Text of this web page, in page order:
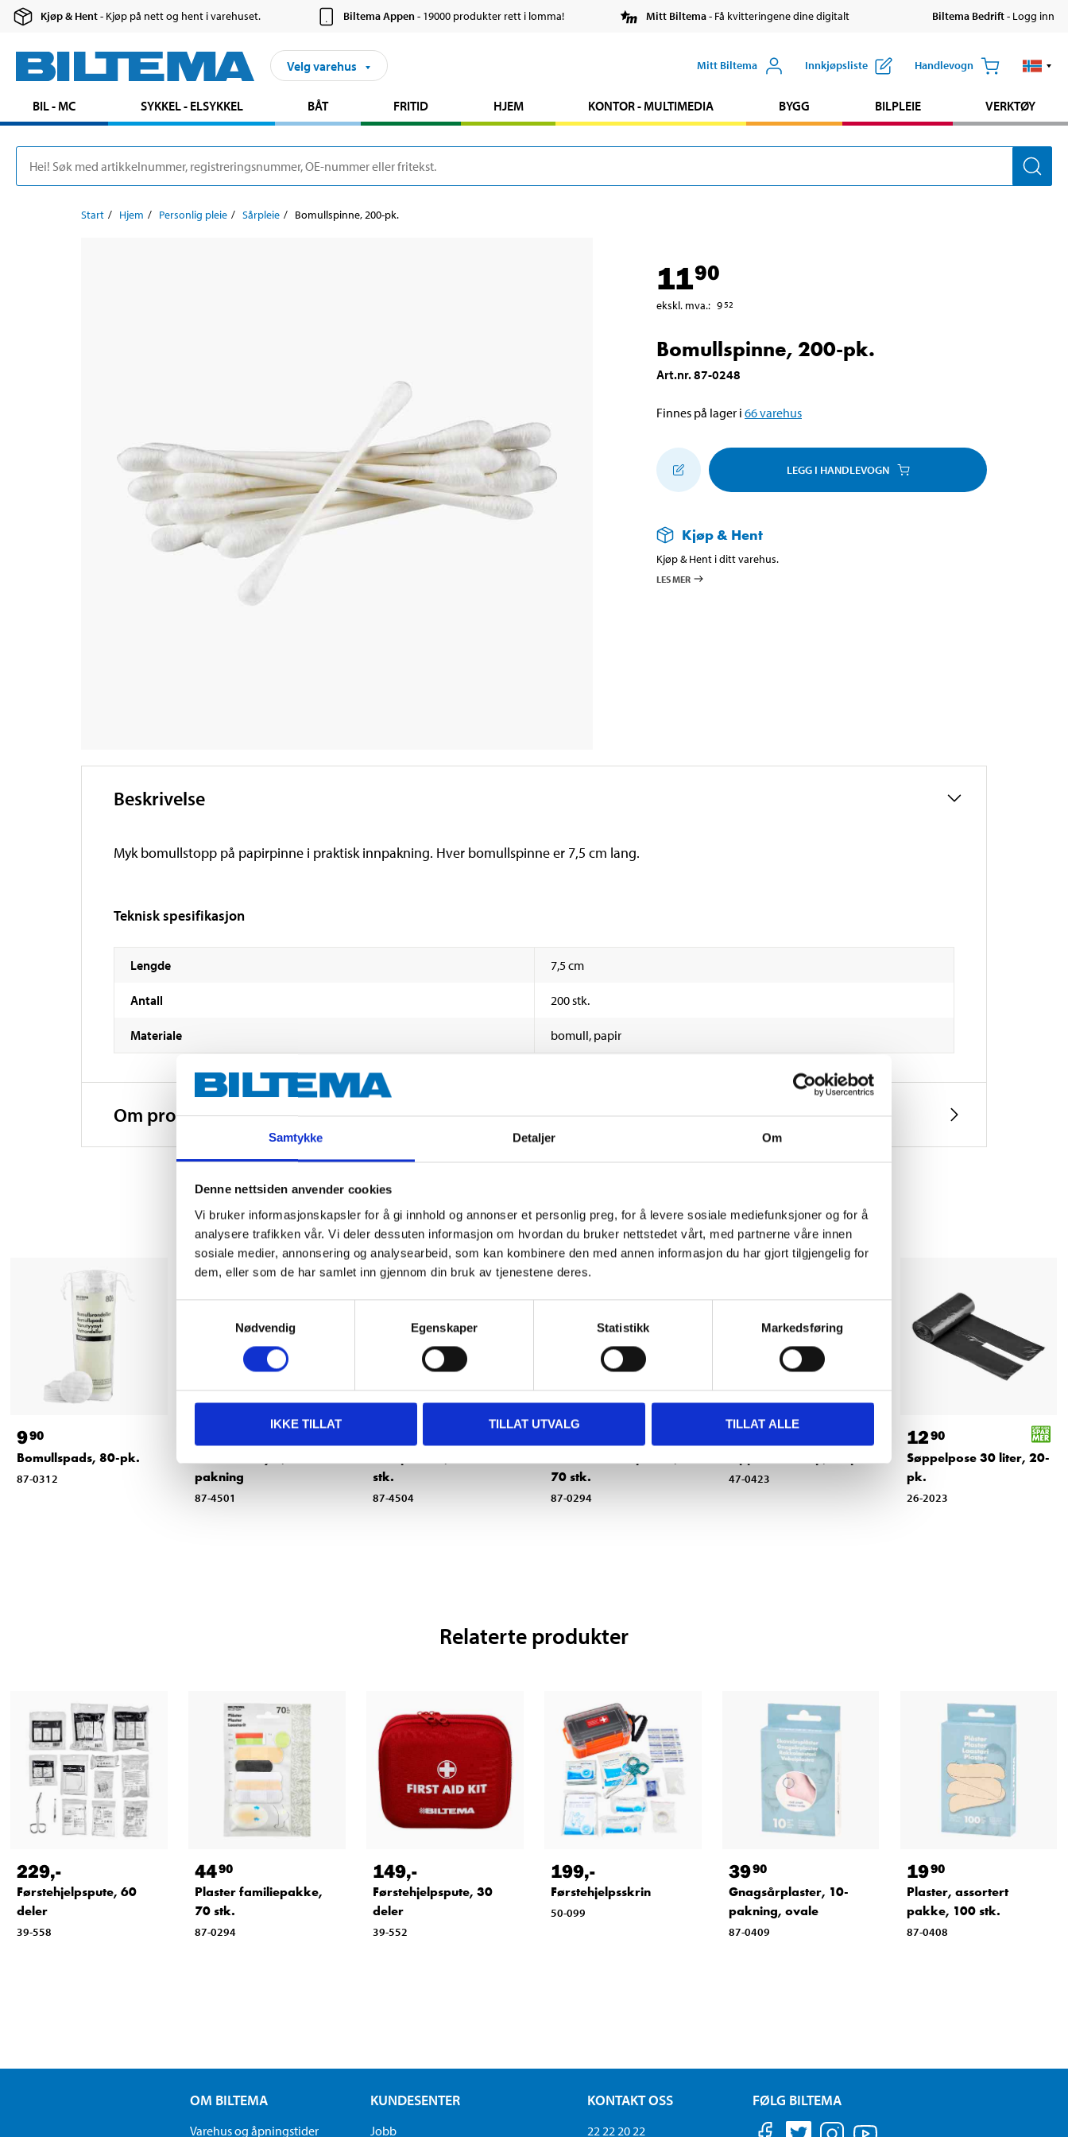
Samtykke Detaljer Om
Denne nettsiden anvender cookies
Vi bruker informasjonskapsler for å gi innhold og annonser et personlig preg, for å levere sosiale mediefunksjoner og for å
analysere trafikken vår. Vi deler dessuten informasjon om hvordan du bruker nettstedet vårt, med partnerne våre innen
sosiale medier, annonsering og analysearbeid, som kan kombinere den med annen informasjon du har gjort tilgjengelig for
dem, eller som de har samlet inn gjennom din bruk av tjenestene deres.
Nødvendig
Egenskaper Statistikk Markedsføring
IKKE TILLAT TILLAT UTVALG TILLAT ALLE
Kjøp & Hent- Kjøp på nett og hent i varehuset. Biltema Appen- 19000 produkter rett i lomma! Mitt Biltema- Få kvitteringene dine digitalt Biltema Bedrift- Logg inn
Velg varehus Mitt Biltema Innkjøpsliste Handlevogn
BIL - MC SYKKEL - ELSYKKEL BÅT FRITID HJEM KONTOR - MULTIMEDIA BYGG BILPLEIE VERKTØY
Start Hjem Personlig pleie Sårpleie Bomullspinne, 200-pk.
1190
ekskl. mva.: 952
Bomullspinne, 200-pk.
Art.nr.87-0248
Finnes på lager i 66varehus
LEGG I HANDLEVOGN
Kjøp & Hent
Kjøp & Hent i ditt varehus.
LES MER
Beskrivelse
Myk bomullstopp på papirpinne i praktisk innpakning. Hver bomullspinne er 7,5 cm lang.
Teknisk spesifikasjon
Lengde 7,5 cm
Antall 200 stk.
Materiale bomull, papir
Om produsenten
Andre kunder har også kjøpt
990
Bomullspads, 80-pk.
87-0312
24
pakning
87-4501
stk.
87-4504
44
70 stk.
87-0294
14
47-0423
1290
Søppelpose 30 liter, 20-
pk.
26-2023
Relaterte produkter
229,-
Førstehjelpspute, 60
deler
39-558
4490
Plaster familiepakke,
70 stk.
87-0294
149,-
Førstehjelpspute, 30
deler
39-552
199,-
Førstehjelpsskrin
50-099
3990
Gnagsårplaster, 10-
pakning, ovale
87-0409
1990
Plaster, assortert
pakke, 100 stk.
87-0408
OM BILTEMA
Varehus og åpningstider
KUNDESENTER
Jobb
KONTAKT OSS
22 22 20 22
FØLG BILTEMA